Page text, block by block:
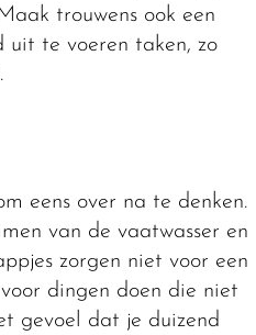
trouwens ook een
uit te voeren taken, zo
eens over na te denken.
van de vaatwasser en
zorgen niet voor een
dingen doen die niet
gevoel dat je duizend